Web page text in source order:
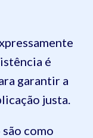
é
garantir a
justa.
como